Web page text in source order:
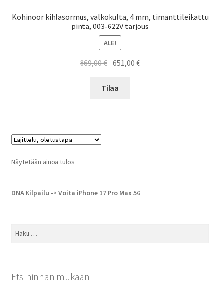
Kohinoor kihlasormus, valkokulta, 4 mm, timanttileikattu
pinta, 003-622V tarjous
ALE!
869,00€ Alkuperäinen
oli:
651,00€Nykyinen
Tilaa
Näytetään ainoa tulos
DNA Kilpailu -> Voita iPhone 17 Pro Max 5G
Etsi hinnan mukaan